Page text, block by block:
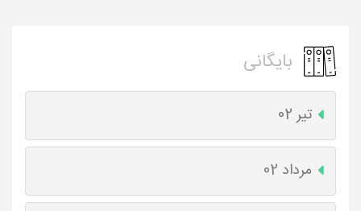
بایگانی
تیر 02
مرداد 02